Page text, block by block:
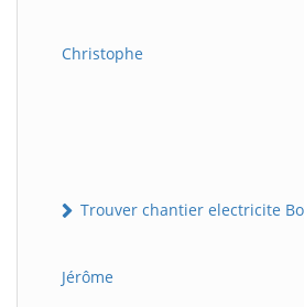
Christophe
Trouver chantier electricite
Jérôme